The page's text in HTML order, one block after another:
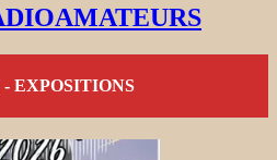
- EXPOSITIONS